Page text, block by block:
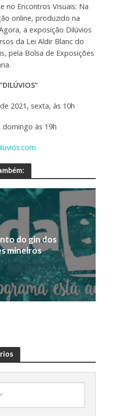
no Encontros Visuais: Na
online, produzido na
a exposição Dilúvios
da Lei Aldir Blanc do
pela Bolsa de Exposições
2021, sexta, às 10h
às 19h
do gin dos
mineiros